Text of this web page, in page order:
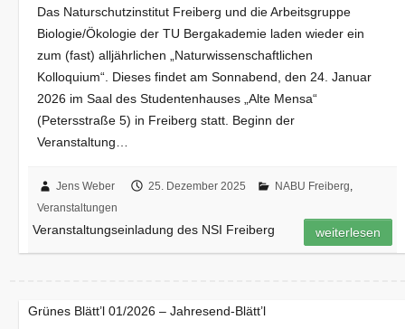
Das Naturschutzinstitut Freiberg und die Arbeitsgruppe
Biologie/Ökologie der TU Bergakademie laden wieder ein
zum (fast) alljährlichen „Naturwissenschaftlichen
Kolloquium“. Dieses findet am Sonnabend, den 24. Januar
2026 im Saal des Studentenhauses „Alte Mensa“
(Petersstraße 5) in Freiberg statt. Beginn der
Veranstaltung…
Jens Weber 25. Dezember 2025 NABU Freiberg,
Veranstaltungen
Veranstaltungseinladung des NSI Freiberg weiterlesen
Grünes Blätt’l 01/2026 – Jahresend-Blätt’l